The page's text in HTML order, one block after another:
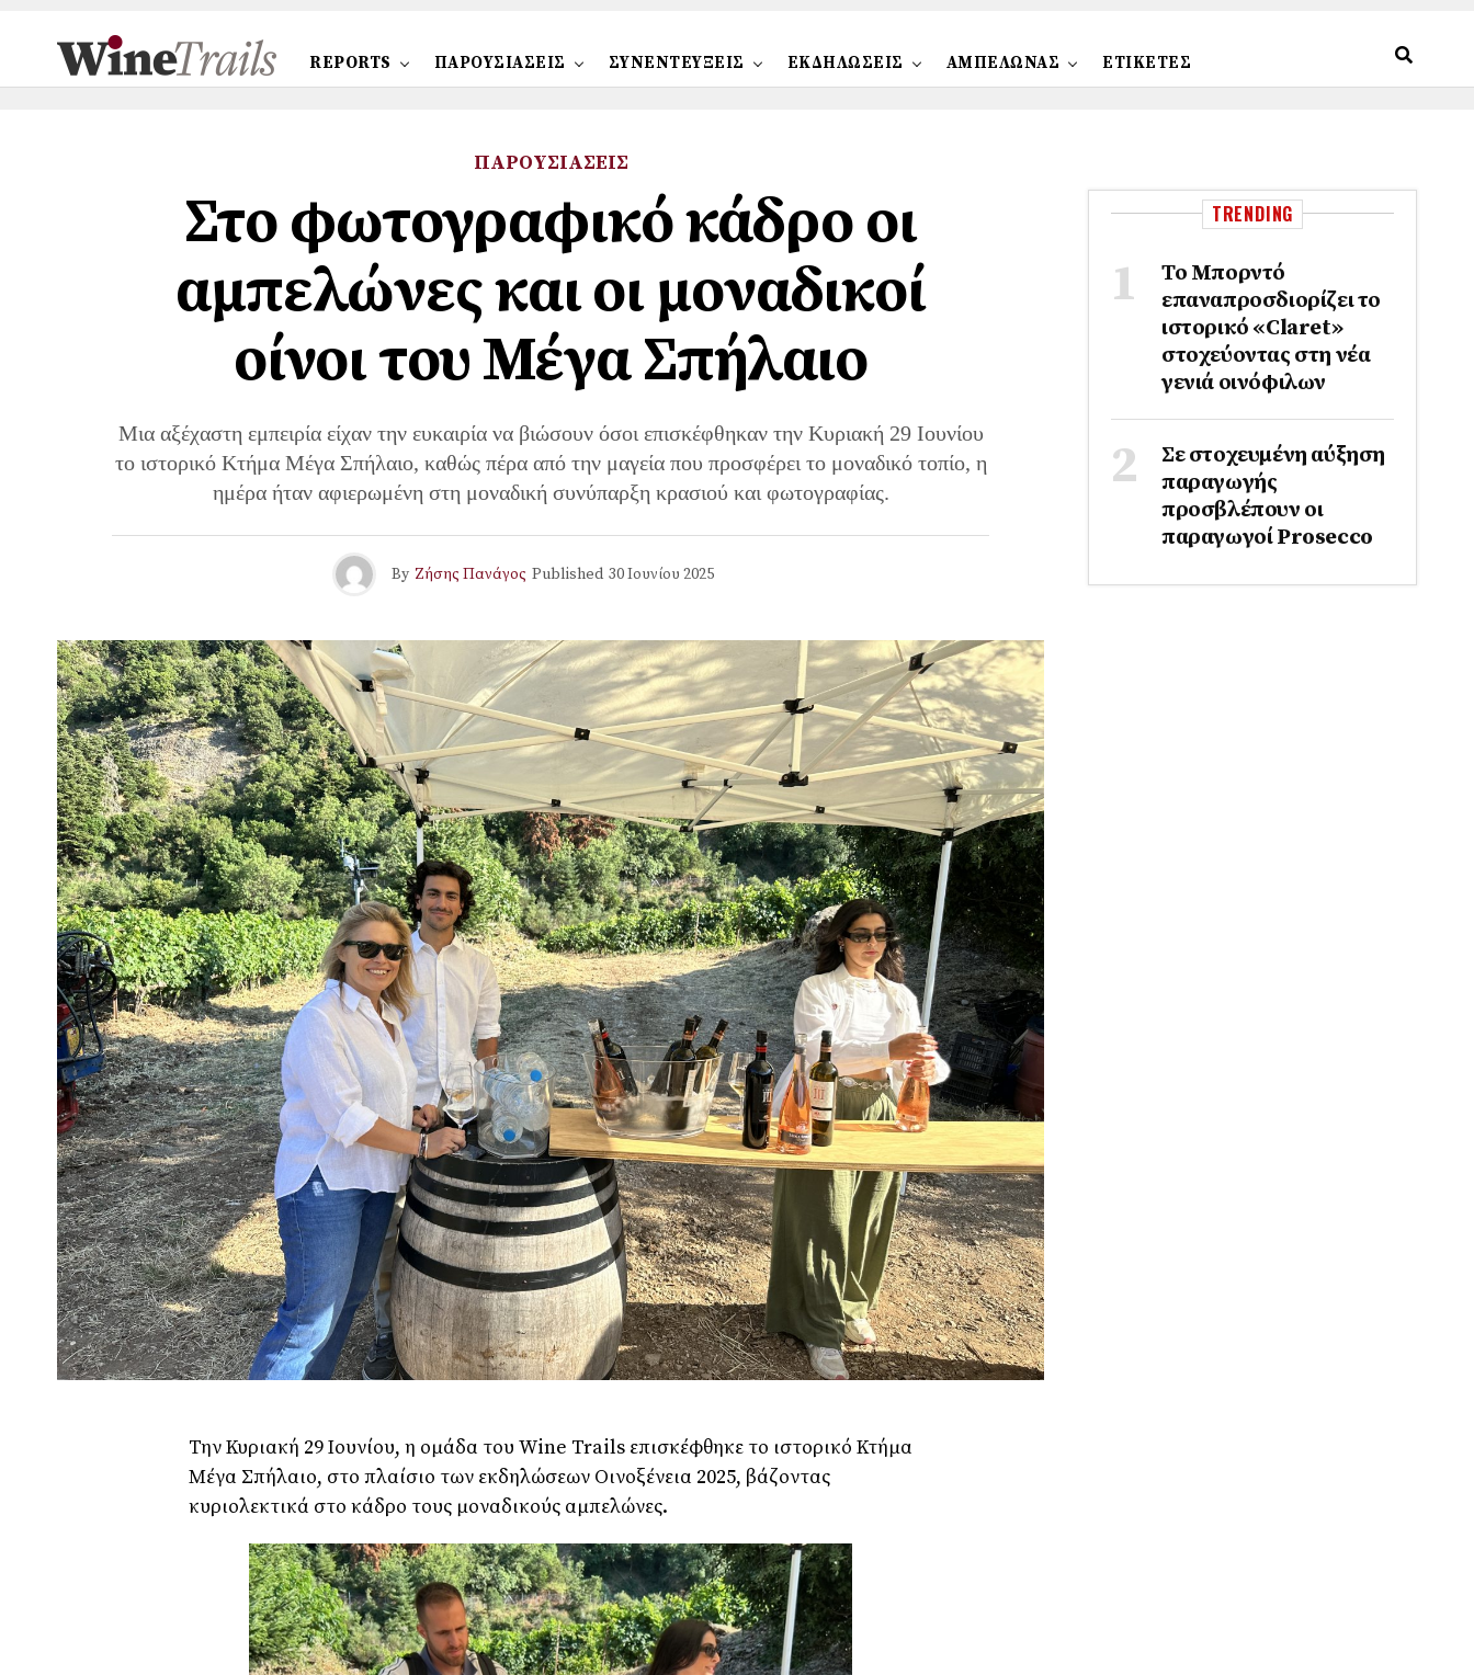
REPORTS ΠΑΡΟΥΣΙΑΣΕΙΣ ΣΥΝΕΝΤΕΥΞΕΙΣ ΕΚΔΗΛΩΣΕΙΣ ΑΜΠΕΛΩΝΑΣ ΕΤΙΚΕΤΕΣ
ΠΑΡΟΥΣΙΑΣΕΙΣ
Στο φωτογραφικό κάδρο οι
αμπελώνες και οι μοναδικοί
οίνοι του Μέγα Σπήλαιο
Μια αξέχαστη εμπειρία είχαν την ευκαιρία να βιώσουν όσοι επισκέφθηκαν την Κυριακή 29 Ιουνίου
το ιστορικό Κτήμα Μέγα Σπήλαιο, καθώς πέρα από την μαγεία που προσφέρει το μοναδικό τοπίο, η
ημέρα ήταν αφιερωμένη στη μοναδική συνύπαρξη κρασιού και φωτογραφίας.
By Ζήσης Πανάγος Published 30 Ιουνίου 2025
Την Κυριακή 29 Ιουνίου, η ομάδα του Wine Trails επισκέφθηκε το ιστορικό Κτήμα
Μέγα Σπήλαιο, στο πλαίσιο των εκδηλώσεων Οινοξένεια 2025, βάζοντας
κυριολεκτικά στο κάδρο τους μοναδικούς αμπελώνες.
TRENDING
Το Μπορντό
επαναπροσδιορίζει το
ιστορικό «Claret»
στοχεύοντας στη νέα
γενιά οινόφιλων
Σε στοχευμένη αύξηση
παραγωγής
προσβλέπουν οι
παραγωγοί Prosecco